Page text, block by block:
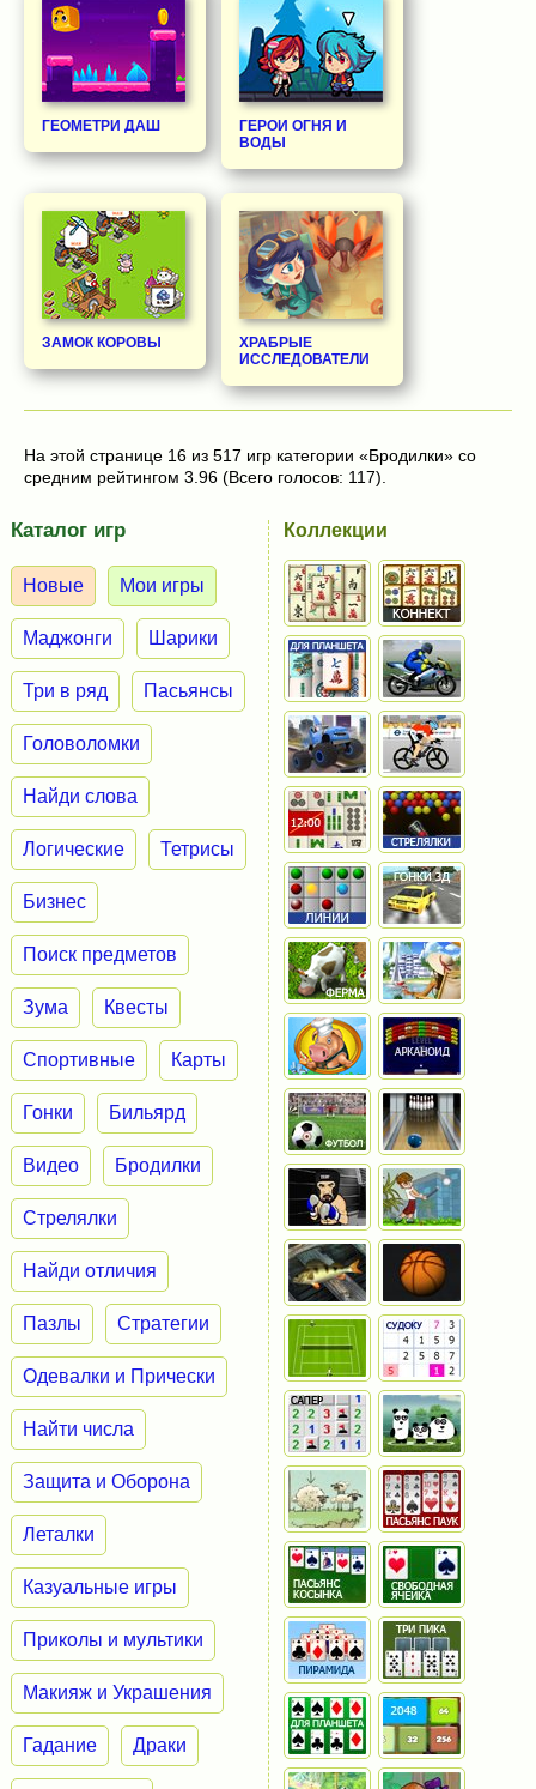
ГЕОМЕТРИ ДАШ
ГЕРОИ ОГНЯ И
ВОДЫ
ЗАМОК КОРОВЫ
ХРАБРЫЕ
ИССЛЕДОВАТЕЛИ
На этой странице 16 из 517 игр категории «Бродилки» со
средним рейтингом 3.96 (Всего голосов: 117).
Каталог игр
Новые Мои игры
Маджонги Шарики
Три в ряд Пасьянсы
Головоломки
Найди слова
Логические Тетрисы
Бизнес
Поиск предметов
Зума Квесты
Спортивные Карты
Гонки Бильярд
Видео Бродилки
Стрелялки
Найди отличия
Пазлы Стратегии
Одевалки и Прически
Найти числа
Защита и Оборона
Леталки
Казуальные игры
Приколы и мультики
Макияж и Украшения
Гадание Драки
Коллекции